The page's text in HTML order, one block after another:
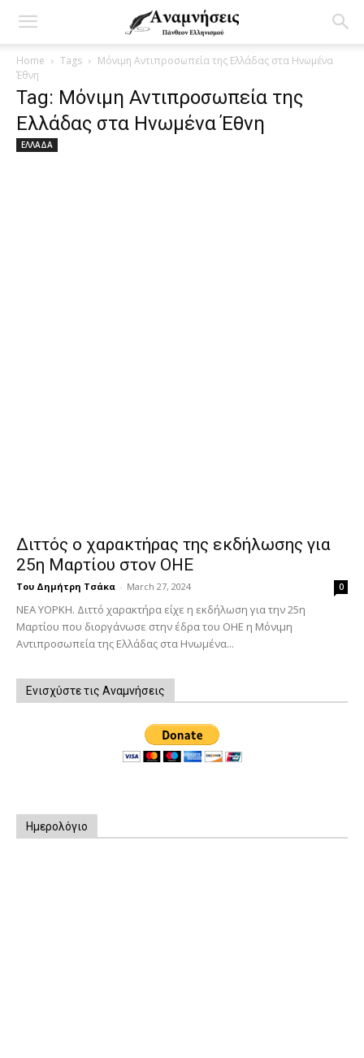
Home Tags
Μόνιμη Αντιπροσωπεία της Ελλάδας στα Ηνωμένα
Έθνη
Tag: Μόνιμη Αντιπροσωπεία της
Ελλάδας στα Ηνωμένα Έθνη
ΕΛΛΑΔΑ
Διττός ο χαρακτήρας της εκδήλωσης για
25η Μαρτίου στον ΟΗΕ
Του Δημήτρη Τσάκα - March 27, 2024 0
ΝΕΑ ΥΟΡΚΗ. Διττό χαρακτήρα είχε η εκδήλωση για την 25η
Μαρτίου που διοργάνωσε στην έδρα του ΟΗΕ η Μόνιμη
Αντιπροσωπεία της Ελλάδας στα Ηνωμένα...
Ενισχύστε τις Αναμνήσεις
Ημερολόγιο